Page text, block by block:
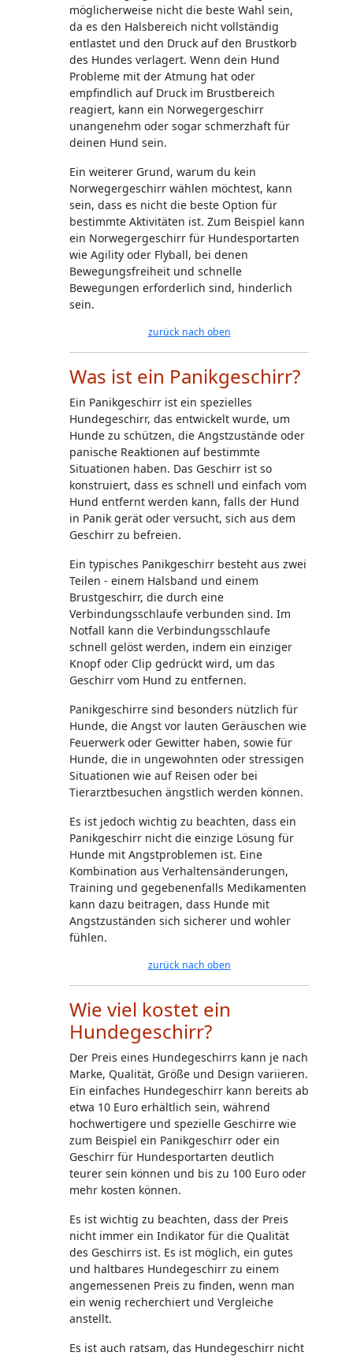
möglicherweise nicht die beste Wahl sein,
da es den Halsbereich nicht vollständig
entlastet und den Druck auf den Brustkorb
des Hundes verlagert. Wenn dein Hund
Probleme mit der Atmung hat oder
empfindlich auf Druck im Brustbereich
reagiert, kann ein Norwegergeschirr
unangenehm oder sogar schmerzhaft für
deinen Hund sein.
Ein weiterer Grund, warum du kein
Norwegergeschirr wählen möchtest, kann
sein, dass es nicht die beste Option für
bestimmte Aktivitäten ist. Zum Beispiel kann
ein Norwegergeschirr für Hundesportarten
wie Agility oder Flyball, bei denen
Bewegungsfreiheit und schnelle
Bewegungen erforderlich sind, hinderlich
sein.
zurück nach oben
Was ist ein Panikgeschirr?
Ein Panikgeschirr ist ein spezielles
Hundegeschirr, das entwickelt wurde, um
Hunde zu schützen, die Angstzustände oder
panische Reaktionen auf bestimmte
Situationen haben. Das Geschirr ist so
konstruiert, dass es schnell und einfach vom
Hund entfernt werden kann, falls der Hund
in Panik gerät oder versucht, sich aus dem
Geschirr zu befreien.
Ein typisches Panikgeschirr besteht aus zwei
Teilen - einem Halsband und einem
Brustgeschirr, die durch eine
Verbindungsschlaufe verbunden sind. Im
Notfall kann die Verbindungsschlaufe
schnell gelöst werden, indem ein einziger
Knopf oder Clip gedrückt wird, um das
Geschirr vom Hund zu entfernen.
Panikgeschirre sind besonders nützlich für
Hunde, die Angst vor lauten Geräuschen wie
Feuerwerk oder Gewitter haben, sowie für
Hunde, die in ungewohnten oder stressigen
Situationen wie auf Reisen oder bei
Tierarztbesuchen ängstlich werden können.
Es ist jedoch wichtig zu beachten, dass ein
Panikgeschirr nicht die einzige Lösung für
Hunde mit Angstproblemen ist. Eine
Kombination aus Verhaltensänderungen,
Training und gegebenenfalls Medikamenten
kann dazu beitragen, dass Hunde mit
Angstzuständen sich sicherer und wohler
fühlen.
zurück nach oben
Wie viel kostet ein
Hundegeschirr?
Der Preis eines Hundegeschirrs kann je nach
Marke, Qualität, Größe und Design variieren.
Ein einfaches Hundegeschirr kann bereits ab
etwa 10 Euro erhältlich sein, während
hochwertigere und spezielle Geschirre wie
zum Beispiel ein Panikgeschirr oder ein
Geschirr für Hundesportarten deutlich
teurer sein können und bis zu 100 Euro oder
mehr kosten können.
Es ist wichtig zu beachten, dass der Preis
nicht immer ein Indikator für die Qualität
des Geschirrs ist. Es ist möglich, ein gutes
und haltbares Hundegeschirr zu einem
angemessenen Preis zu finden, wenn man
ein wenig recherchiert und Vergleiche
anstellt.
Es ist auch ratsam, das Hundegeschirr nicht